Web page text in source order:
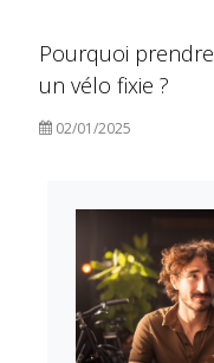
Pourquoi prendre
un vélo fixie ?
02/01/2025